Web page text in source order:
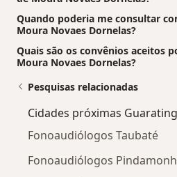
Quando poderia me consultar
Moura Novaes Dornelas?
Quais são os convênios aceitos
Moura Novaes Dornelas?
Pesquisas relacionadas
Cidades próximas
Fonoaudiólogos Taubaté
Fonoaudiólogos